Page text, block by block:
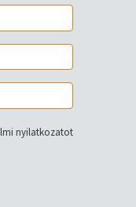
nyilatkozatot